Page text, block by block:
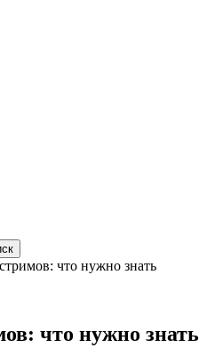
что нужно знать
что нужно знать